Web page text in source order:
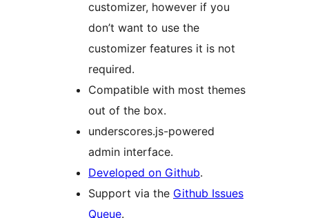
customizer, however if you
don’t want to use the
customizer features it is not
required.
Compatible with most themes
out of the box.
underscores.js-powered
admin interface.
Developed on Github.
Support via the Github Issues
Queue.